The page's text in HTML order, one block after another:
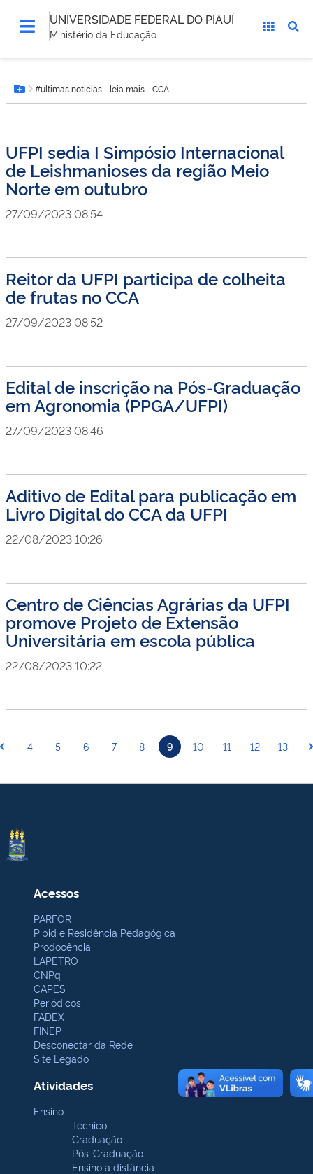
UNIVERSIDADE FEDERAL DO PIAUÍ
Ministério da Educação
está
aqui:Botão Menu
#ultimas noticias - leia mais - CCA
UFPI sedia I Simpósio Internacional
de Leishmanioses da região Meio
Norte em outubro
27/09/2023 08:54
Reitor da UFPI participa de colheita
de frutas no CCA
27/09/2023 08:52
Edital de inscrição na Pós-Graduação
em Agronomia (PPGA/UFPI)
27/09/2023 08:46
Aditivo de Edital para publicação em
Livro Digital do CCA da UFPI
22/08/2023 10:26
Centro de Ciências Agrárias da UFPI
promove Projeto de Extensão
Universitária em escola pública
22/08/2023 10:22
4 5 6 7 8 9 10 11 12 13
Acessos
PARFOR
Pibid e Residência Pedagógica
Prodocência
LAPETRO
CNPq
CAPES
Periódicos
FADEX
FINEP
Desconectar da Rede
Site Legado
Atividades
Ensino
Técnico
Graduação
Pós-Graduação
Ensino a distância